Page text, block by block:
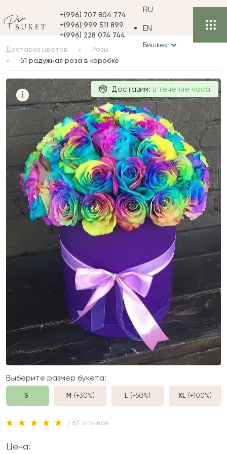
+(996) 707 804 774
+(996) 999 511 899
+(996) 228 074 744
RU
EN
Бишкек
Доставка цветов
Розы
51 радужная роза в коробке
i
радужная
в коробке
Доставим: в течение часа
Выберите размер букета:
S M (+30%) L (+50%) XL (+100%)
/ 67 отзывов
Цена: